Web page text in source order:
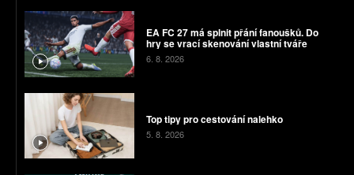
EA FC 27 má splnit přání fanoušků. Do
hry se vrací skenování vlastní tváře
6. 8. 2026
Top tipy pro cestování nalehko
5. 8. 2026